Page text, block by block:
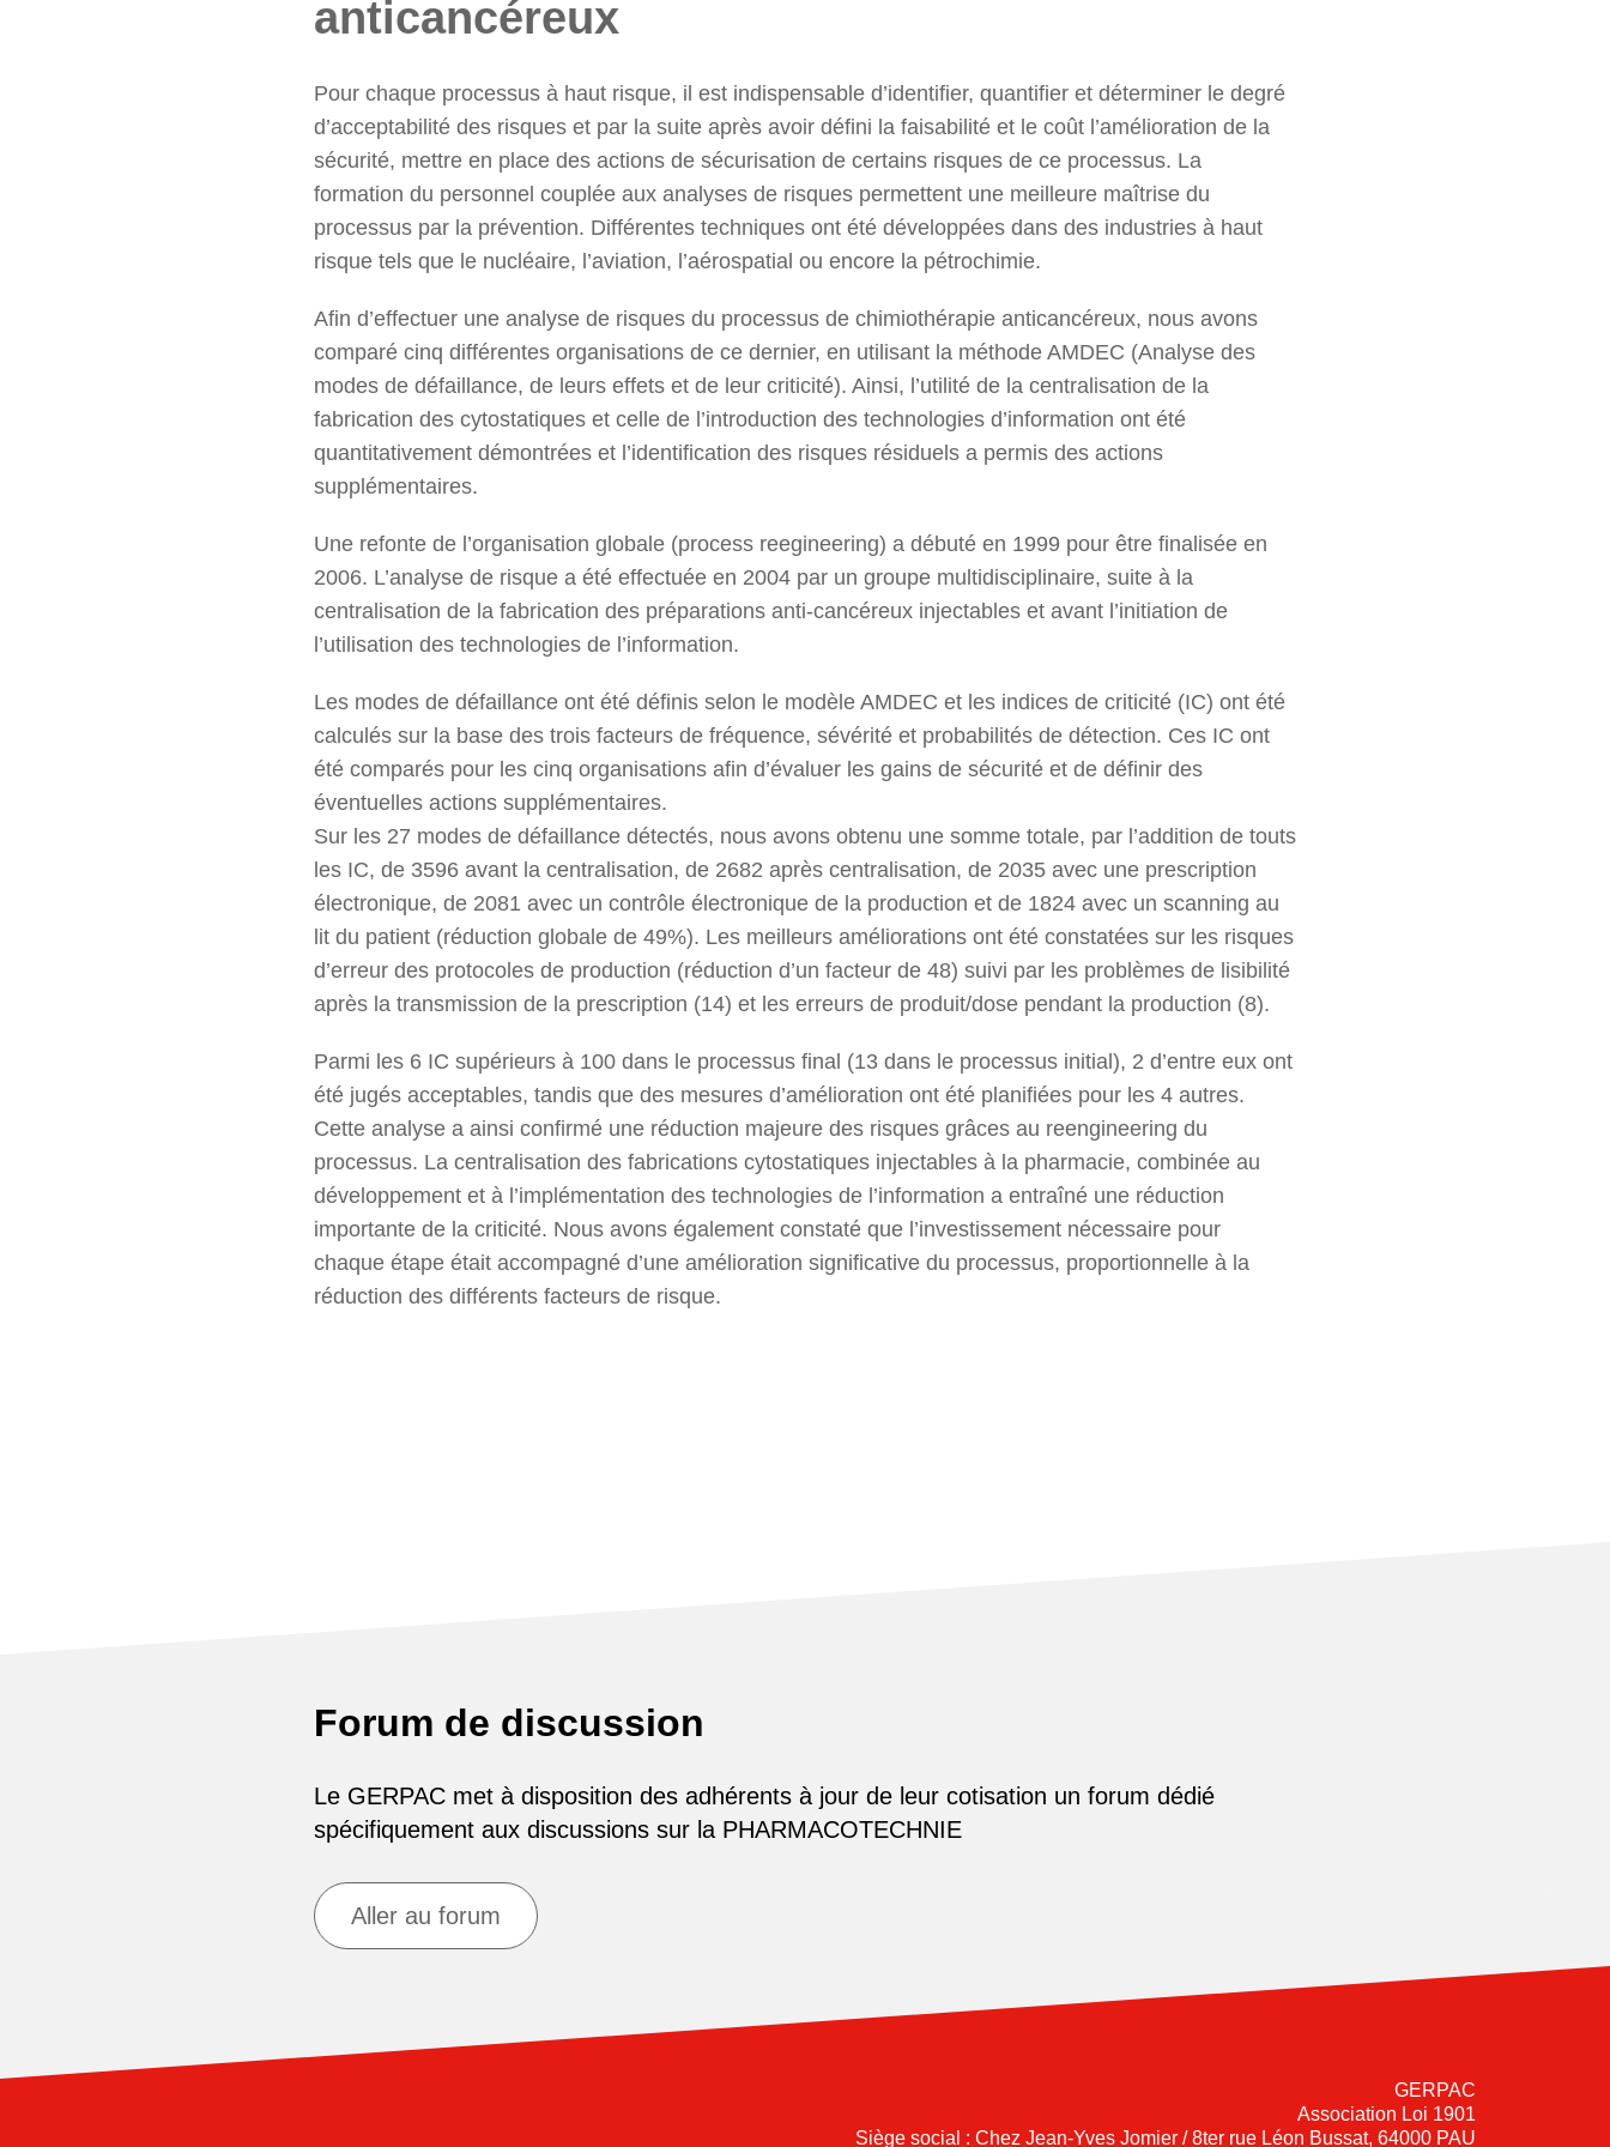
anticancéreux
Pour chaque processus à haut risque, il est indispensable d’identifier, quantifier et déterminer le degré
d’acceptabilité des risques et par la suite après avoir défini la faisabilité et le coût l’amélioration de la
sécurité, mettre en place des actions de sécurisation de certains risques de ce processus. La
formation du personnel couplée aux analyses de risques permettent une meilleure maîtrise du
processus par la prévention. Différentes techniques ont été développées dans des industries à haut
risque tels que le nucléaire, l’aviation, l’aérospatial ou encore la pétrochimie.
Afin d’effectuer une analyse de risques du processus de chimiothérapie anticancéreux, nous avons
comparé cinq différentes organisations de ce dernier, en utilisant la méthode AMDEC (Analyse des
modes de défaillance, de leurs effets et de leur criticité). Ainsi, l’utilité de la centralisation de la
fabrication des cytostatiques et celle de l’introduction des technologies d’information ont été
quantitativement démontrées et l’identification des risques résiduels a permis des actions
supplémentaires.
Une refonte de l’organisation globale (process reegineering) a débuté en 1999 pour être finalisée en
2006. L’analyse de risque a été effectuée en 2004 par un groupe multidisciplinaire, suite à la
centralisation de la fabrication des préparations anti-cancéreux injectables et avant l’initiation de
l’utilisation des technologies de l’information.
Les modes de défaillance ont été définis selon le modèle AMDEC et les indices de criticité (IC) ont été
calculés sur la base des trois facteurs de fréquence, sévérité et probabilités de détection. Ces IC ont
été comparés pour les cinq organisations afin d’évaluer les gains de sécurité et de définir des
éventuelles actions supplémentaires.
Sur les 27 modes de défaillance détectés, nous avons obtenu une somme totale, par l’addition de touts
les IC, de 3596 avant la centralisation, de 2682 après centralisation, de 2035 avec une prescription
électronique, de 2081 avec un contrôle électronique de la production et de 1824 avec un scanning au
lit du patient (réduction globale de 49%). Les meilleurs améliorations ont été constatées sur les risques
d’erreur des protocoles de production (réduction d’un facteur de 48) suivi par les problèmes de lisibilité
après la transmission de la prescription (14) et les erreurs de produit/dose pendant la production (8).
Parmi les 6 IC supérieurs à 100 dans le processus final (13 dans le processus initial), 2 d’entre eux ont
été jugés acceptables, tandis que des mesures d’amélioration ont été planifiées pour les 4 autres.
Cette analyse a ainsi confirmé une réduction majeure des risques grâces au reengineering du
processus. La centralisation des fabrications cytostatiques injectables à la pharmacie, combinée au
développement et à l’implémentation des technologies de l’information a entraîné une réduction
importante de la criticité. Nous avons également constaté que l’investissement nécessaire pour
chaque étape était accompagné d’une amélioration significative du processus, proportionnelle à la
réduction des différents facteurs de risque.
Forum de discussion
Le GERPAC met à disposition des adhérents à jour de leur cotisation un forum dédié
spécifiquement aux discussions sur la PHARMACOTECHNIE
Aller au forum
GERPAC
Association Loi 1901
Siège social : Chez Jean-Yves Jomier / 8ter rue Léon Bussat, 64000 PAU